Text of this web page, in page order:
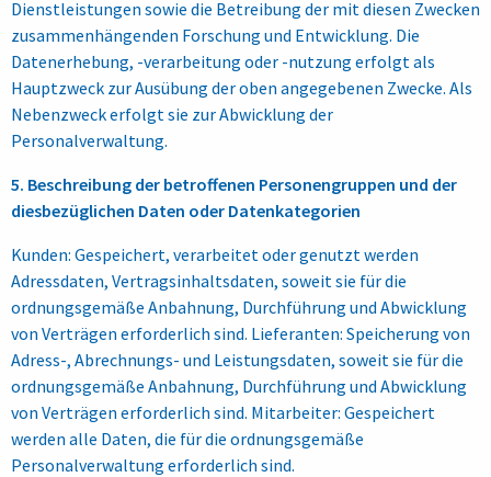
Dienstleistungen sowie die Betreibung der mit diesen Zwecken
zusammenhängenden Forschung und Entwicklung. Die
Datenerhebung, -verarbeitung oder -nutzung erfolgt als
Hauptzweck zur Ausübung der oben angegebenen Zwecke. Als
Nebenzweck erfolgt sie zur Abwicklung der
Personalverwaltung.
5. Beschreibung der betroffenen Personengruppen und der
diesbezüglichen Daten oder Datenkategorien
Kunden: Gespeichert, verarbeitet oder genutzt werden
Adressdaten, Vertragsinhaltsdaten, soweit sie für die
ordnungsgemäße Anbahnung, Durchführung und Abwicklung
von Verträgen erforderlich sind. Lieferanten: Speicherung von
Adress-, Abrechnungs- und Leistungsdaten, soweit sie für die
ordnungsgemäße Anbahnung, Durchführung und Abwicklung
von Verträgen erforderlich sind. Mitarbeiter: Gespeichert
werden alle Daten, die für die ordnungsgemäße
Personalverwaltung erforderlich sind.